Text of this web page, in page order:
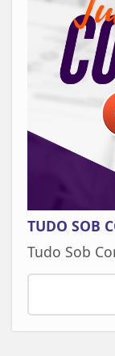
TUDO SOB
Tudo Sob